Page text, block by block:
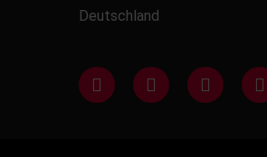
Deutschland